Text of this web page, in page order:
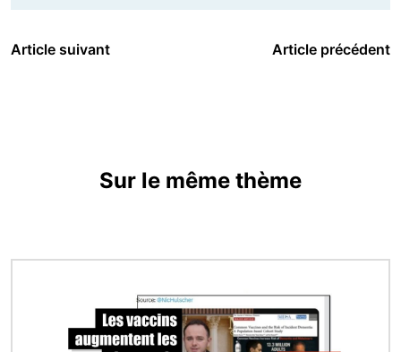
Article suivant Article précédent
Sur le même thème